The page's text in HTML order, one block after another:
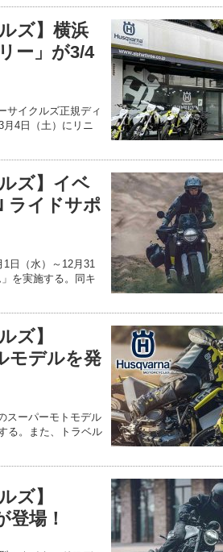
ズ】横浜
ー」が3/4
サイクルズ正規ディ
4日（土）にリニ
ズ】イベ
ライドサポ
日（水）～12月31
を実施する。同キ
ズ】
モデルを発
スーパーモトモデル
る。また、トラベル
ズ】
場！